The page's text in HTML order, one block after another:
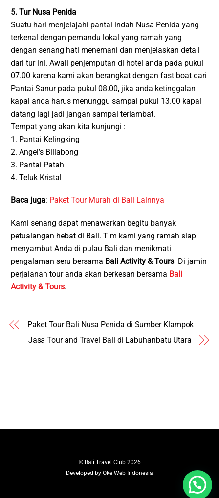
5. Tur Nusa Penida
Suatu hari menjelajahi pantai indah Nusa Penida yang
terkenal dengan pemandu lokal yang ramah yang
dengan senang hati menemani dan menjelaskan detail
dari tur ini. Awali penjemputan di hotel anda pada pukul
07.00 karena kami akan berangkat dengan fast boat dari
Pantai Sanur pada pukul 08.00, jika anda ketinggalan
kapal anda harus menunggu sampai pukul 13.00 kapal
datang lagi jadi jangan sampai terlambat.
Tempat yang akan kita kunjungi :
1. Pantai Kelingking
2. Angel’s Billabong
3. Pantai Patah
4. Teluk Kristal
Baca juga: Paket Tour Murah di Bali Lainnya
Kami senang dapat menawarkan begitu banyak
petualangan hebat di Bali. Tim kami yang ramah siap
menyambut Anda di pulau Bali dan menikmati
pengalaman seru bersama Bali Activity & Tours. Di jamin
perjalanan tour anda akan berkesan bersama Bali
Activity & Tours.
Paket Tour Bali Nusa Penida di Sumber Klampok
Jasa Tour and Travel Bali di Labuhanbatu Utara
© Bali Travel Club2026
Developed by Oke Web Indonesia